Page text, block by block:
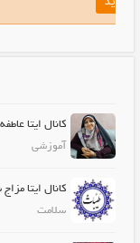
کانال ایتا
آموزشی
کانال ایتا
سلامت